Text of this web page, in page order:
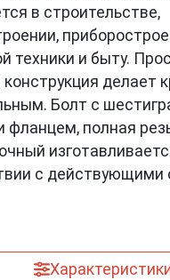
в строительстве,
техники и быту.
делает
Болт с
фланцем, полная
с действующими